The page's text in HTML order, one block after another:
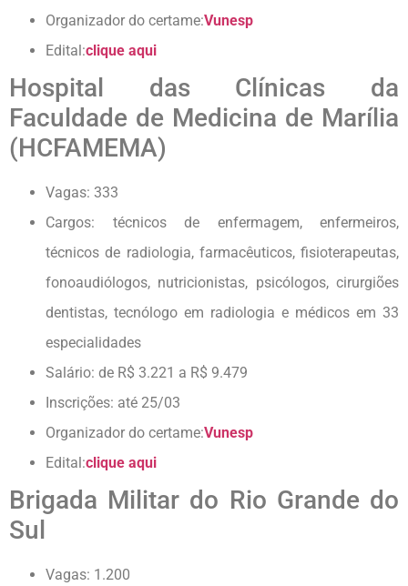
Organizador do certame:Vunesp
Edital:clique aqui
Hospital das Clínicas da
Faculdade de Medicina de Marília
(HCFAMEMA)
Vagas: 333
Cargos: técnicos de enfermagem, enfermeiros,
técnicos de radiologia, farmacêuticos, fisioterapeutas,
fonoaudiólogos, nutricionistas, psicólogos, cirurgiões
dentistas, tecnólogo em radiologia e médicos em 33
especialidades
Salário: de R$ 3.221 a R$ 9.479
Inscrições: até 25/03
Organizador do certame:Vunesp
Edital:clique aqui
Brigada Militar do Rio Grande do
Sul
Vagas: 1.200